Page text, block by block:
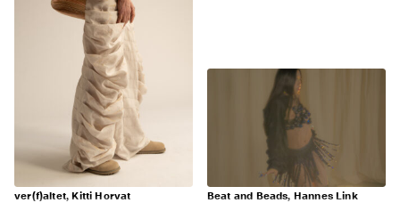
ver(f)altet, Kitti Horvat Beat and Beads, Hannes Link